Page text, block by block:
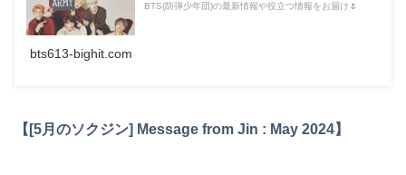
BTS(防弾少年団)の最新情報や役立つ情報をお届け🌷
bts613-bighit.com
【[5月のソクジン] Message from Jin : May 2024】